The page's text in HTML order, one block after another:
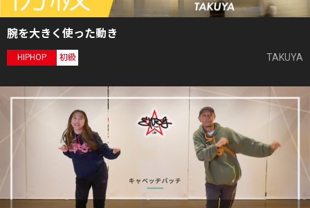
腕を大きく使った動き
HIPHOP 初級 TAKUYA